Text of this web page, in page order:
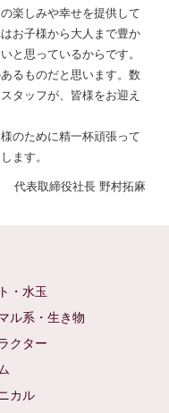
楽しみや幸せを提供して
お子様から大人まで豊か
と思っているからです。
るものだと思います。数
タッフが、皆様をお迎え
のために精一杯頑張って
ます。
代表取締役社長 野村拓麻
・水玉
ル系・生き物
クター
カル